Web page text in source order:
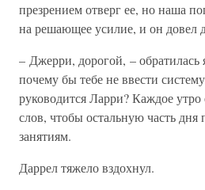
презрением отверг ее, но наша
на решающее усилие, и он довел
– Джерри, дорогой, –
почему бы тебе не ввести
руководится Ларри? Каждое
слов, чтобы остальную часть дня
занятиям.
Даррел тяжело вздохнул.